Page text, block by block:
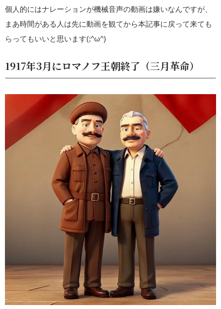
個人的にはナレーションが機械音声の動画は嫌いなんですが、
まあ時間がある人は先に動画を観てから本記事に戻って来ても
らってもいいと思います(;^ω^)
1917年3月にロマノフ王朝終了（三月革命）